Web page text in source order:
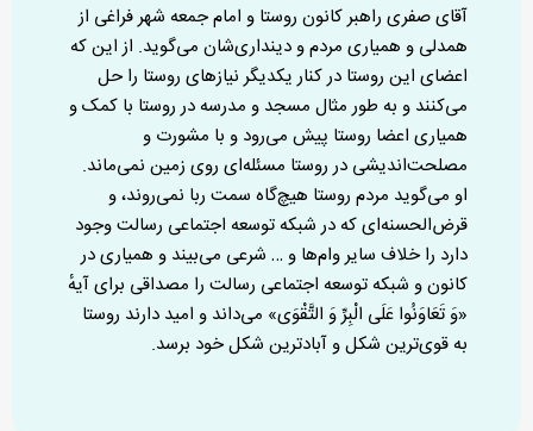
آقای صفری راهبر کانون روستا و امام جمعه شهر فراغی از
همدلی و همیاری مردم و دینداری‌شان می‌گوید. از این که
اعضای این روستا در کنار یکدیگر نیازهای روستا را حل
می‌کنند و به طور مثال مسجد و مدرسه در روستا با کمک و
همیاری اعضا روستا پیش می‌رود و با مشورت و
مصلحت‌اندیشی در روستا مسئله‌ای روی زمین نمی‌ماند.
او می‌گوید مردم روستا هیچ‌گاه سمت ربا نمی‌روند، و
قرض‌الحسنه‌ای که در شبکه توسعه اجتماعی رسالت وجود
دارد را خلاف سایر وام‌ها و … شرعی می‌بیند و همیاری در
کانون و شبکه توسعه اجتماعی رسالت را مصداقی برای آیهٔ
«وَ تَعَاوَنُوا عَلَى الْبِرِّ وَ التَّقْوَى» می‌داند و امید دارند روستا
به قوی‌ترین شکل و آبادترین شکل خود برسد.